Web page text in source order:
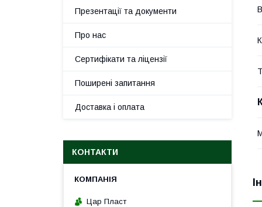
Презентації та документи
Про нас
Сертифікати та ліцензії
Поширені запитання
Доставка і оплата
КОНТАКТИ
Цар Пласт